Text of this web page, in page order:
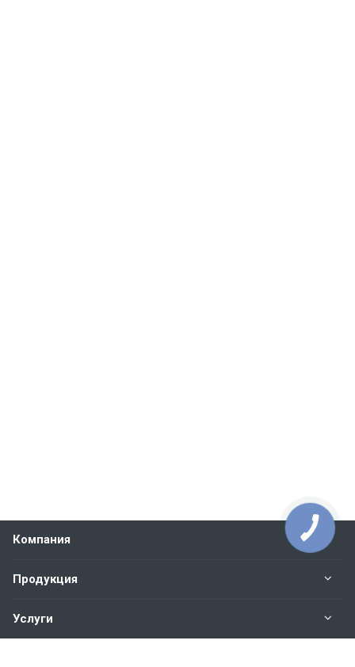
Компания
Продукция
Услуги